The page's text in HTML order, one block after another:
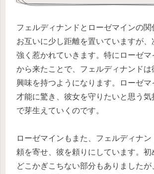
フェルディナンドとローゼマインの関
お互いに少し距離を置いていますが、
強く惹かれていきます。特にローゼマ
から来たことで、フェルディナンドは
興味を持つようになります。ローゼマ
才能に驚き、彼女を守りたいと思う気
で芽生えていくのです。
ローゼマインもまた、フェルディナ
頼を寄せ、彼を頼りにしています。初
どこかぎこちない部分もありましたが